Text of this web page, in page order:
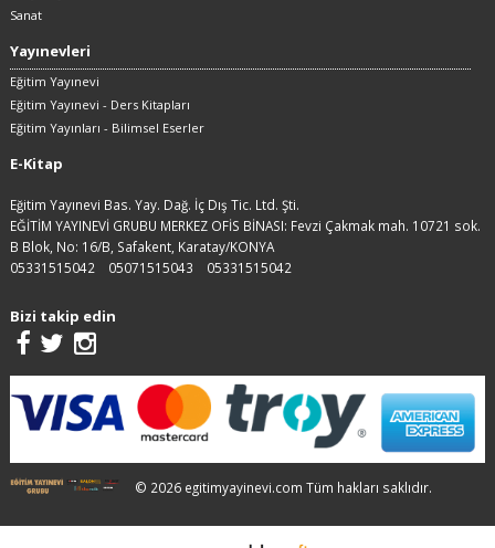
Sanat
Yayınevleri
Eğitim Yayınevi
Eğitim Yayınevi - Ders Kitapları
Eğitim Yayınları - Bilimsel Eserler
E-Kitap
Eğitim Yayınevi Bas. Yay. Dağ. İç Dış Tic. Ltd. Şti.
EĞİTİM YAYINEVİ GRUBU MERKEZ OFİS BİNASI: Fevzi Çakmak mah. 10721 sok.
B Blok, No: 16/B, Safakent, Karatay/KONYA
05331515042
05071515043 05331515042
Bizi takip edin
© 2026 egitimyayinevi.com Tüm hakları saklıdır.